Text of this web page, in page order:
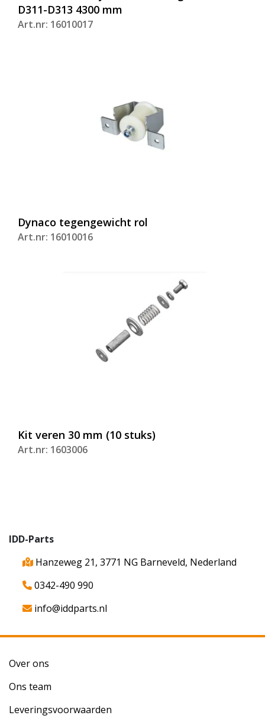
D311-D313 4300 mm
Art.nr: 16010017
Dynaco tegengewicht rol
Art.nr: 16010016
Kit veren 30 mm (10 stuks)
Art.nr: 1603006
IDD-Parts
Hanzeweg 21, 3771 NG Barneveld, Nederland
0342-490 990
info@iddparts.nl
Over ons
Ons team
Leveringsvoorwaarden